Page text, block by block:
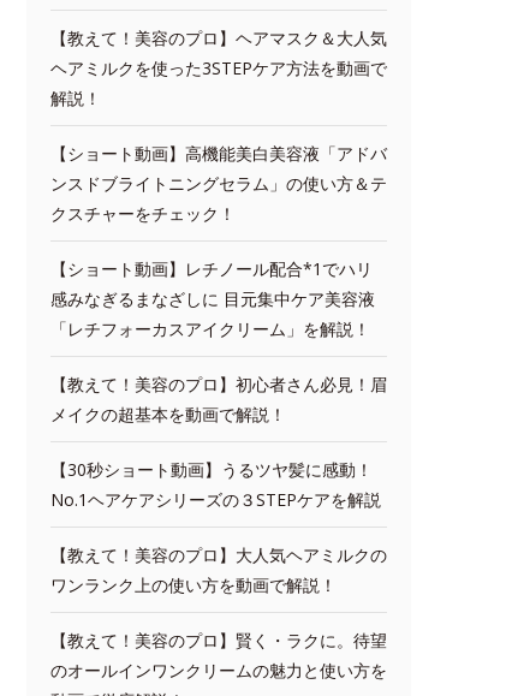
【教えて！美容のプロ】ヘアマスク＆大人気
ヘアミルクを使った3STEPケア方法を動画で
解説！
【ショート動画】高機能美白美容液「アドバ
ンスドブライトニングセラム」の使い方＆テ
クスチャーをチェック！
【ショート動画】レチノール配合*1でハリ
感みなぎるまなざしに 目元集中ケア美容液
「レチフォーカスアイクリーム」を解説！
【教えて！美容のプロ】初心者さん必見！眉
メイクの超基本を動画で解説！
【30秒ショート動画】うるツヤ髪に感動！
No.1ヘアケアシリーズの３STEPケアを解説
【教えて！美容のプロ】大人気ヘアミルクの
ワンランク上の使い方を動画で解説！
【教えて！美容のプロ】賢く・ラクに。待望
のオールインワンクリームの魅力と使い方を